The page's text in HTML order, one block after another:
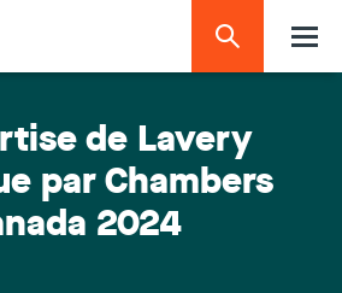
de Lavery
par Chambers
2024